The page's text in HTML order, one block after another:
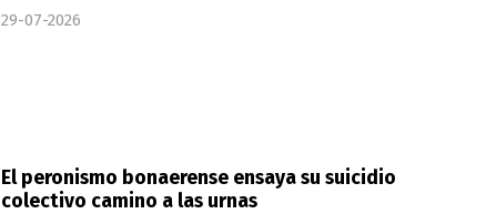
29-07-2026
El peronismo bonaerense ensaya su suicidio
colectivo camino a las urnas